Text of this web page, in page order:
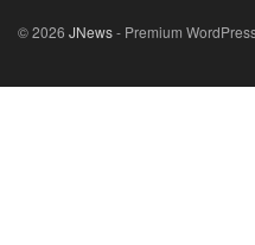
© 2026 JNews- Premium